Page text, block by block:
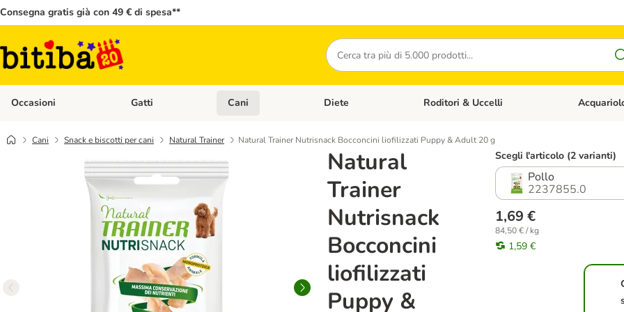
Consegna gratis già con 49 € di spesa**
Cerca
Occasioni Apri Menù Categoria: Occasioni
Gatti Apri Menù Categoria: Gatti
Cani Apri Menù Categoria: Cani
Diete Apri Menù Categoria: Diete
Roditori & Uccelli Apri Menù
Cani Snack e biscotti per cani Natural Trainer Natural Trainer Nutrisnack Bocconcini liofilizzati Puppy & Adult 20 g
Natural
Trainer
Nutrisnack
Bocconcini
liofilizzati
Puppy &
Scegli l'articolo (2 varianti)
Pollo
2237855.0
1,69 €
84,50 € / kg
1,59 €